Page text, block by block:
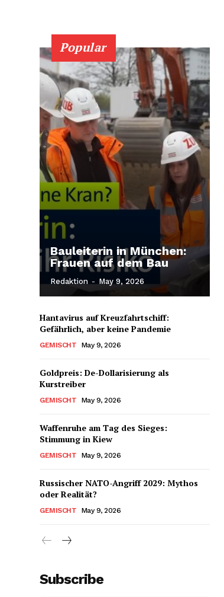
Popular
Bauleiterin in München:
Frauen auf dem Bau
Redaktion - May 9, 2026
Hantavirus auf Kreuzfahrtschiff:
Gefährlich, aber keine Pandemie
GEMISCHT May 9, 2026
Goldpreis: De-Dollarisierung als
Kurstreiber
GEMISCHT May 9, 2026
Waffenruhe am Tag des Sieges:
Stimmung in Kiew
GEMISCHT May 9, 2026
Russischer NATO-Angriff 2029: Mythos
oder Realität?
GEMISCHT May 9, 2026
Subscribe